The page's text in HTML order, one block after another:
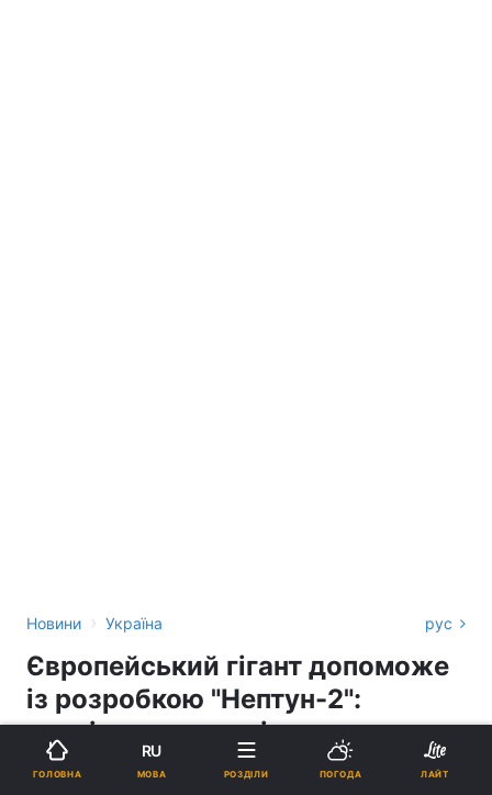
Новини › Україна рус
Європейський гігант допоможе
із розробкою "Нептун-2":
аналітики розповіли, чого
чекати
ГОЛОВНА
RU
МОВА РОЗДІЛИ ПОГОДА ЛАЙТ